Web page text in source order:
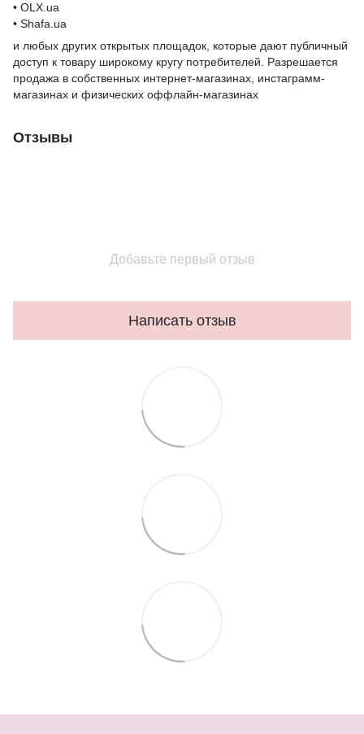
• OLX.ua
• Shafa.ua
и любых других открытых площадок, которые дают публичный
доступ к товару широкому кругу потребителей. Разрешается
продажа в собственных интернет-магазинах, инстаграмм-
магазинах и физических оффлайн-магазинах
Отзывы
Добавьте первый отзыв
Написать отзыв